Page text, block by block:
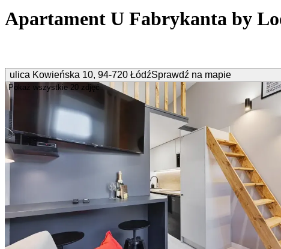
Apartament U Fabrykanta by
ulica Kowieńska 10, 94-720 ŁódźSprawdź na mapie
Pokaż wszystkie 20 zdjęć